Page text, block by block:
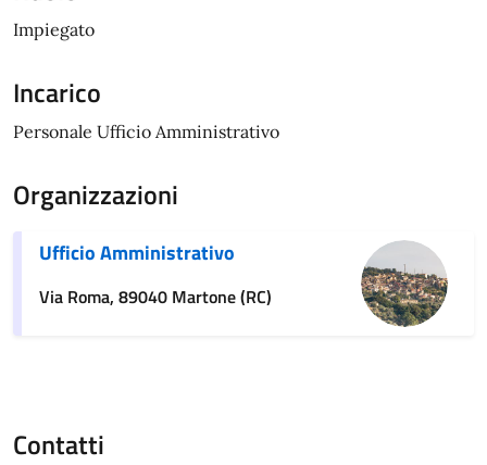
Impiegato
Incarico
Personale Ufficio Amministrativo
Organizzazioni
Ufficio Amministrativo
Via Roma, 89040 Martone (RC)
Contatti